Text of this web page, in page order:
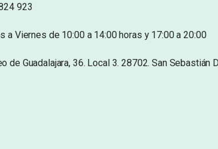
923
a Viernes de 10:00 a 14:00 horas y 17:00 a 20:00
de Guadalajara, 36. Local 3. 28702. San Sebastián